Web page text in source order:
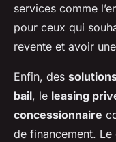
services comme
pour ceux qui
revente et avoir
Enfin, des
bail, le leasing
concessionnaire
de financement.